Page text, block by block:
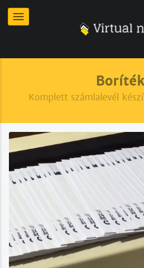
Komplett számlalevél